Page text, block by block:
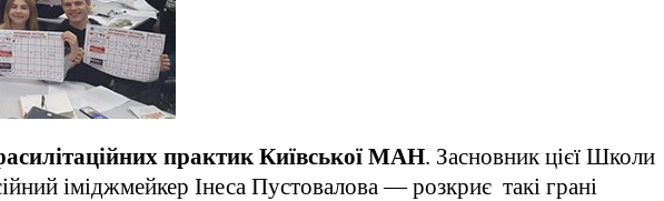
практик Київської МАН. Засновник цієї Школи
іміджмейкер Інеса Пустовалова — розкриє такі грані